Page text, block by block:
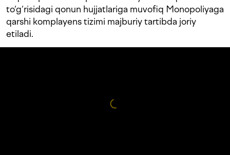
to‘g‘risidagi qonun hujjatlariga muvofiq Monopoliyaga
qarshi komplayens tizimi majburiy tartibda joriy
etiladi.